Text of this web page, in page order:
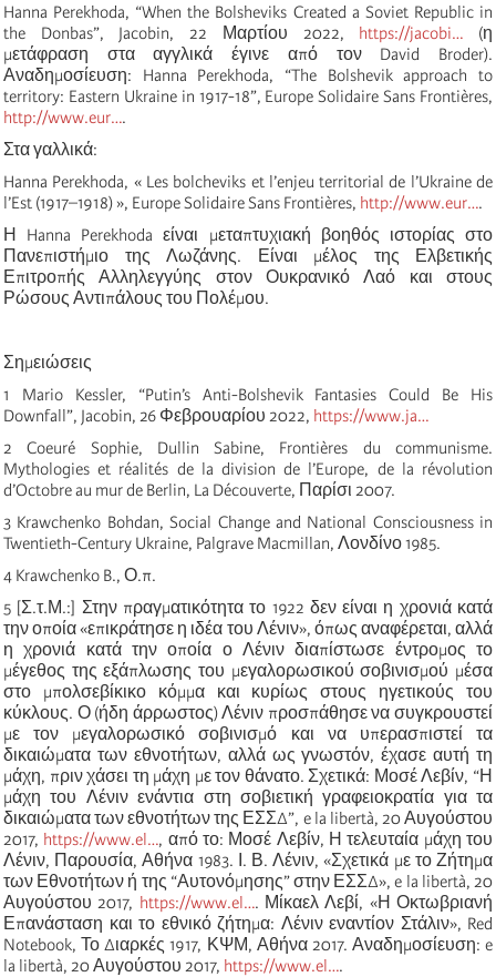
Hanna Perekhoda, “When the Bolsheviks Created a Soviet Republic in
the Donbas”, Jacobin, 22 Μαρτίου 2022, https://jacobi… (η
μετάφραση στα αγγλικά έγινε από τον David Broder).
Αναδημοσίευση: Hanna Perekhoda, “The Bolshevik approach to
territory: Eastern Ukraine in 1917-18”, Europe Solidaire Sans Frontières,
http://www.eur….
Στα γαλλικά:
Hanna Perekhoda, « Les bolcheviks et l’enjeu territorial de l’Ukraine de
l’Est (1917–1918) », Europe Solidaire Sans Frontières, http://www.eur….
Η Hanna Perekhoda είναι μεταπτυχιακή βοηθός ιστορίας στο
Πανεπιστήμιο της Λωζάνης. Είναι μέλος της Ελβετικής
Επιτροπής Αλληλεγγύης στον Ουκρανικό Λαό και στους
Ρώσους Αντιπάλους του Πολέμου.
Σημειώσεις
1 Mario Kessler, “Putin’s Anti-Bolshevik Fantasies Could Be His
Downfall”, Jacobin, 26 Φεβρουαρίου 2022, https://www.ja…
2 Coeuré Sophie, Dullin Sabine, Frontières du communisme.
Mythologies et réalités de la division de l’Europe, de la révolution
d’Octobre au mur de Berlin, La Découverte, Παρίσι 2007.
3 Krawchenko Bohdan, Social Change and National Consciousness in
Twentieth-Century Ukraine, Palgrave Macmillan, Λονδίνο 1985.
4 Krawchenko B., Ο.π.
5 [Σ.τ.Μ.:] Στην πραγματικότητα το 1922 δεν είναι η χρονιά κατά
την οποία «επικράτησε η ιδέα του Λένιν», όπως αναφέρεται, αλλά
η χρονιά κατά την οποία ο Λένιν διαπίστωσε έντρομος το
μέγεθος της εξάπλωσης του μεγαλορωσικού σοβινισμού μέσα
στο μπολσεβίκικο κόμμα και κυρίως στους ηγετικούς του
κύκλους. Ο (ήδη άρρωστος) Λένιν προσπάθησε να συγκρουστεί
με τον μεγαλορωσικό σοβινισμό και να υπερασπιστεί τα
δικαιώματα των εθνοτήτων, αλλά ως γνωστόν, έχασε αυτή τη
μάχη, πριν χάσει τη μάχη με τον θάνατο. Σχετικά: Μοσέ Λεβίν, “Η
μάχη του Λένιν ενάντια στη σοβιετική γραφειοκρατία για τα
δικαιώματα των εθνοτήτων της ΕΣΣΔ”, e la libertà, 20 Αυγούστου
2017, https://www.el…, από το: Μοσέ Λεβίν, Η τελευταία μάχη του
Λένιν, Παρουσία, Αθήνα 1983. Ι. Β. Λένιν, «Σχετικά με το Ζήτημα
των Εθνοτήτων ή της “Αυτονόμησης” στην ΕΣΣΔ», e la libertà, 20
Αυγούστου 2017, https://www.el…. Μίκαελ Λεβί, «Η Οκτωβριανή
Επανάσταση και το εθνικό ζήτημα: Λένιν εναντίον Στάλιν», Red
Notebook, Το Διαρκές 1917, ΚΨΜ, Αθήνα 2017. Αναδημοσίευση: e
la libertà, 20 Αυγούστου 2017, https://www.el….